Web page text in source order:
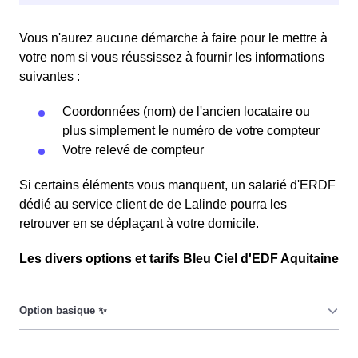
Vous n'aurez aucune démarche à faire pour le mettre à
votre nom si vous réussissez à fournir les informations
suivantes :
Coordonnées (nom) de l'ancien locataire ou
plus simplement le numéro de votre compteur
Votre relevé de compteur
Si certains éléments vous manquent, un salarié d'ERDF
dédié au service client de de Lalinde pourra les
retrouver en se déplaçant à votre domicile.
Les divers options et tarifs Bleu Ciel d'EDF Aquitaine